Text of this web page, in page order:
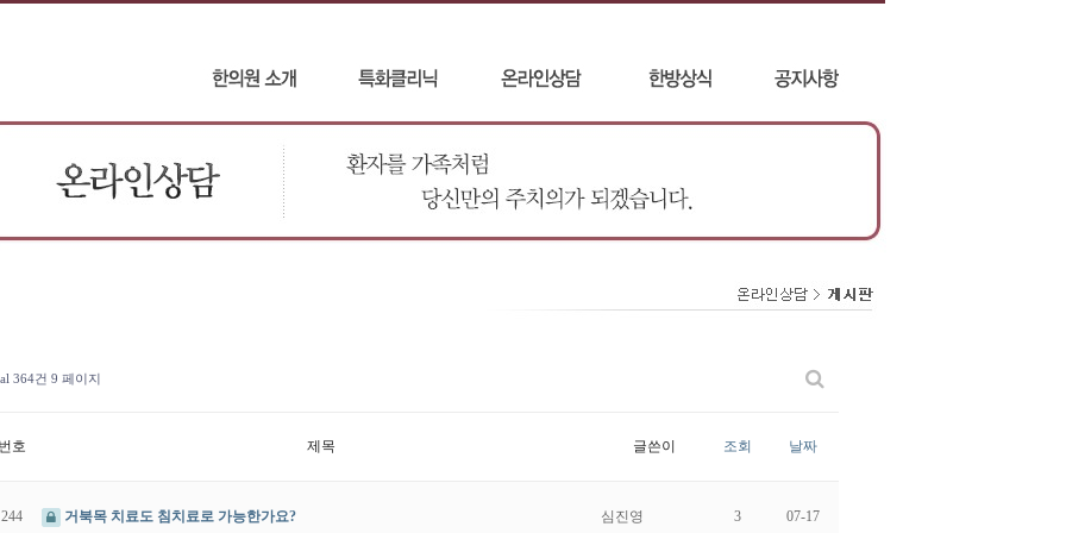
364건 9 페이지
호 제목 글쓴이 조회 날짜
244 거북목 치료도 침치료로 가능한가요? 심진영 3 07-17